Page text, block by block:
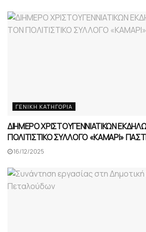
ΓΕΝΙΚΉ ΚΑΤΗΓΟΡΊΑ
ΔΙΗΜΕΡΟ ΧΡΙΣΤΟΥΓΕΝΝΙΑΤΙΚΩΝ
ΠΟΛΙΤΙΣΤΙΚΟ ΣΥΛΛΟΓΟ «ΚΑΜΑΡΙ»
16/12/2025